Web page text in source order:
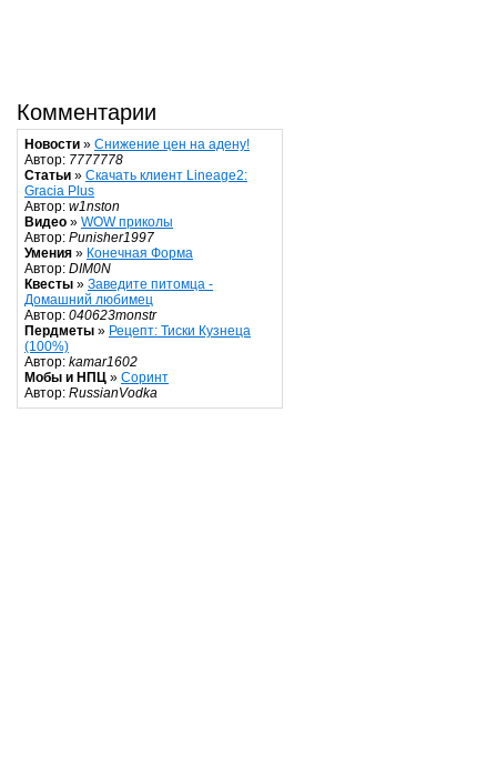
Комментарии
Новости » Снижение цен на адену!
Автор: 7777778
Статьи » Скачать клиент Lineage2:
Gracia Plus
Автор: w1nston
Видео » WOW приколы
Автор: Punisher1997
Умения » Конечная Форма
Автор: DIM0N
Квесты » Заведите питомца -
Домашний любимец
Автор: 040623monstr
Пердметы » Рецепт: Тиски Кузнеца
(100%)
Автор: kamar1602
Мобы и НПЦ » Соринт
Автор: RussianVodka